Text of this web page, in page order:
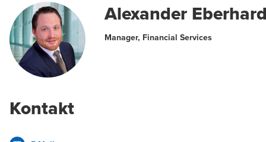
Alexander
Manager, Financial Services
Kontakt